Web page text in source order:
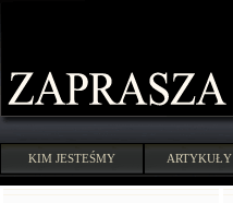
KIM JESTEŚMY ARTYKUŁY